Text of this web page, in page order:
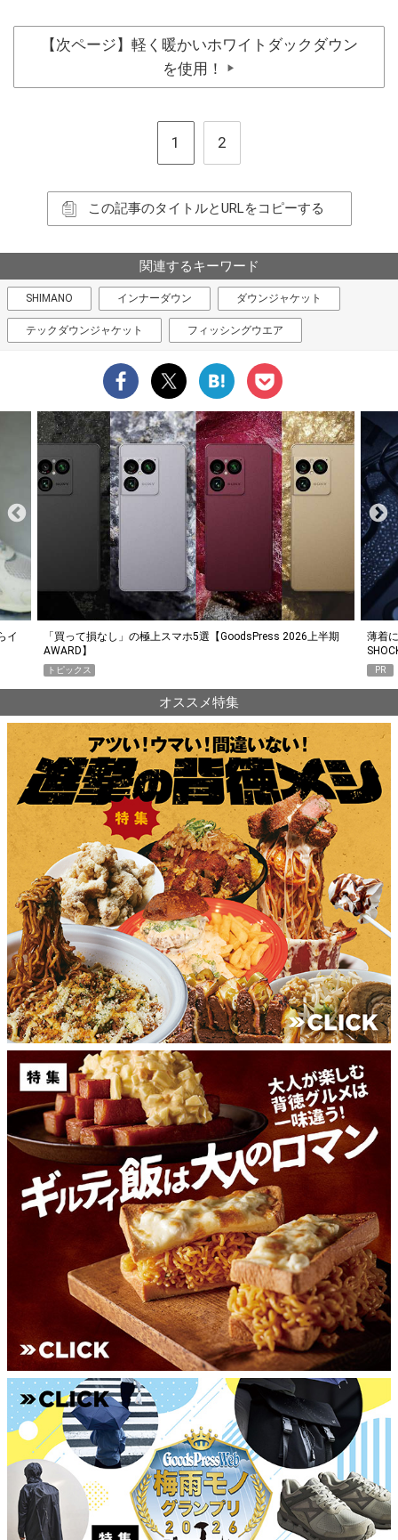
【次ページ】軽く暖かいホワイトダックダウン
を使用！
▶
1 2
この記事のタイトルとURLをコピーする
関連するキーワード
SHIMANO インナーダウン ダウンジャケット
テックダウンジャケット フィッシングウエア
イ
「買って損なし」の極上スマホ5選【GoodsPress 2026上半期
AWARD】
トピックス
薄着
PR
オススメ特集